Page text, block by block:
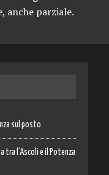
anche parziale.
sul posto
tra l’Ascoli e il Potenza